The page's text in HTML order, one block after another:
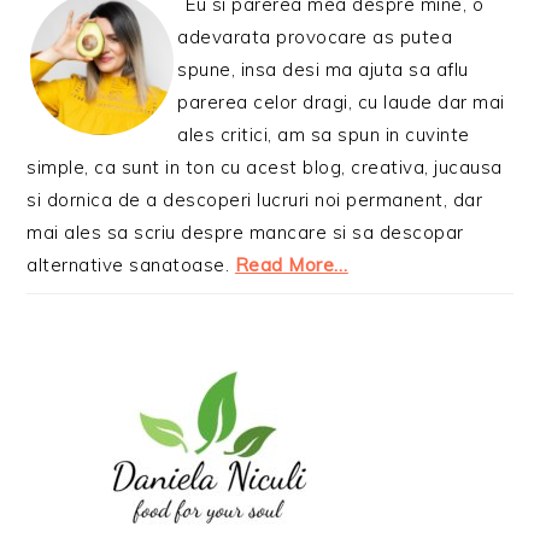
adevarata provocare as putea
spune, insa desi ma ajuta sa aflu
parerea celor dragi, cu laude dar mai
ales critici, am sa spun in cuvinte
simple, ca sunt in ton cu acest blog, creativa, jucausa
si dornica de a descoperi lucruri noi permanent, dar
mai ales sa scriu despre mancare si sa descopar
alternative sanatoase. Read More…